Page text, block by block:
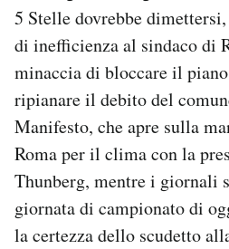
AREA PERSONALE
Area Personale
Newsletter
Notifiche mobile
Regala il Post
Hai bisogno di aiuto?
5 Stelle dovrebbe
di inefficienza al sindaco di
minaccia di bloccare il
ripianare il debito del
Manifesto, che apre sulla
Roma per il clima con la
Thunberg, mentre i giornali
giornata di campionato di
la certezza dello scudetto